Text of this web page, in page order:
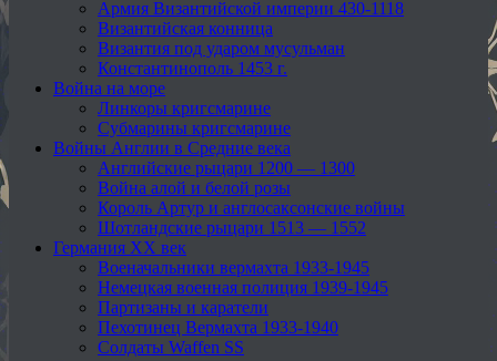
Армия Византийской империи 430-1118
Византийская конница
Византия под ударом мусульман
Константинополь 1453 г.
Война на море
Линкоры кригсмарине
Субмарины кригсмарине
Войны Англии в Средние века
Английские рыцари 1200 — 1300
Война алой и белой розы
Король Артур и англосаксонские войны
Шотландские рыцари 1513 — 1552
Германия XX век
Военачальники вермахта 1933-1945
Немецкая военная полиция 1939-1945
Партизаны и каратели
Пехотинец Вермахта 1933-1940
Солдаты Waffen SS